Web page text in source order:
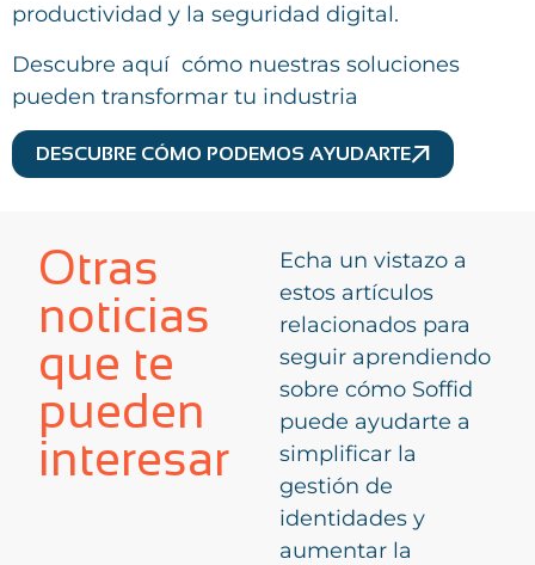
productividad y la seguridad digital.
Descubre aquí cómo nuestras soluciones
pueden transformar tu industria
DESCUBRE CÓMO PODEMOS AYUDARTE
Otras
noticias
que te
pueden
interesar
Echa un vistazo a
estos artículos
relacionados para
seguir aprendiendo
sobre cómo Soffid
puede ayudarte a
simplificar la
gestión de
identidades y
aumentar la